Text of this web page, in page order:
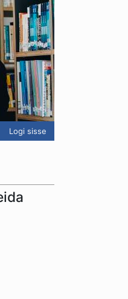
Logi sisse